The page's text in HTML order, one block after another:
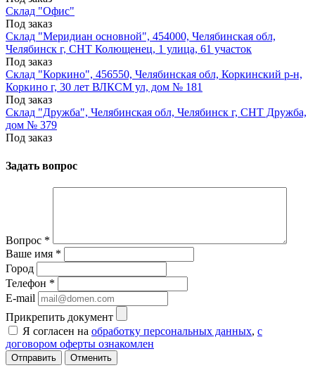
Склад "Офис"
Под заказ
Склад "Меридиан основной", 454000, Челябинская обл,
Челябинск г, СНТ Колющенец, 1 улица, 61 участок
Под заказ
Склад "Коркино", 456550, Челябинская обл, Коркинский р-н,
Коркино г, 30 лет ВЛКСМ ул, дом № 181
Под заказ
Склад "Дружба", Челябинская обл, Челябинск г, СНТ Дружба,
дом № 379
Под заказ
Задать вопрос
Вопрос *
Ваше имя *
Город
Телефон *
E-mail
Прикрепить документ
Я согласен на обработку персональных данных, с
договором оферты ознакомлен
Отменить